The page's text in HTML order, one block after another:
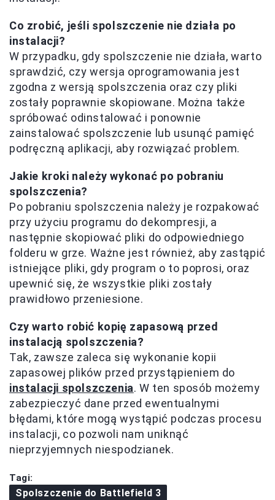
Co zrobić, jeśli spolszczenie nie działa po
instalacji?
W przypadku, gdy spolszczenie nie działa, warto
sprawdzić, czy wersja oprogramowania jest
zgodna z wersją spolszczenia oraz czy pliki
zostały poprawnie skopiowane. Można także
spróbować odinstalować i ponownie
zainstalować spolszczenie lub usunąć pamięć
podręczną aplikacji, aby rozwiązać problem.
Jakie kroki należy wykonać po pobraniu
spolszczenia?
Po pobraniu spolszczenia należy je rozpakować
przy użyciu programu do dekompresji, a
następnie skopiować pliki do odpowiedniego
folderu w grze. Ważne jest również, aby zastąpić
istniejące pliki, gdy program o to poprosi, oraz
upewnić się, że wszystkie pliki zostały
prawidłowo przeniesione.
Czy warto robić kopię zapasową przed
instalacją spolszczenia?
Tak, zawsze zaleca się wykonanie kopii
zapasowej plików przed przystąpieniem do
instalacji spolszczenia. W ten sposób możemy
zabezpieczyć dane przed ewentualnymi
błędami, które mogą wystąpić podczas procesu
instalacji, co pozwoli nam uniknąć
nieprzyjemnych niespodzianek.
Tagi:
Spolszczenie do Battlefield 3